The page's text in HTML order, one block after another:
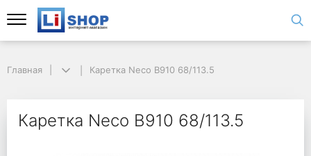
Главная Каретка Neco B910 68/113.5
Каретка Neco B910 68/113.5